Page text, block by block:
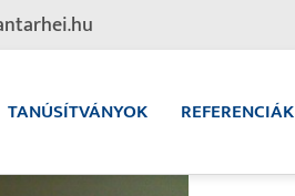
TANÚSÍTVÁNYOK REFERENCIÁK